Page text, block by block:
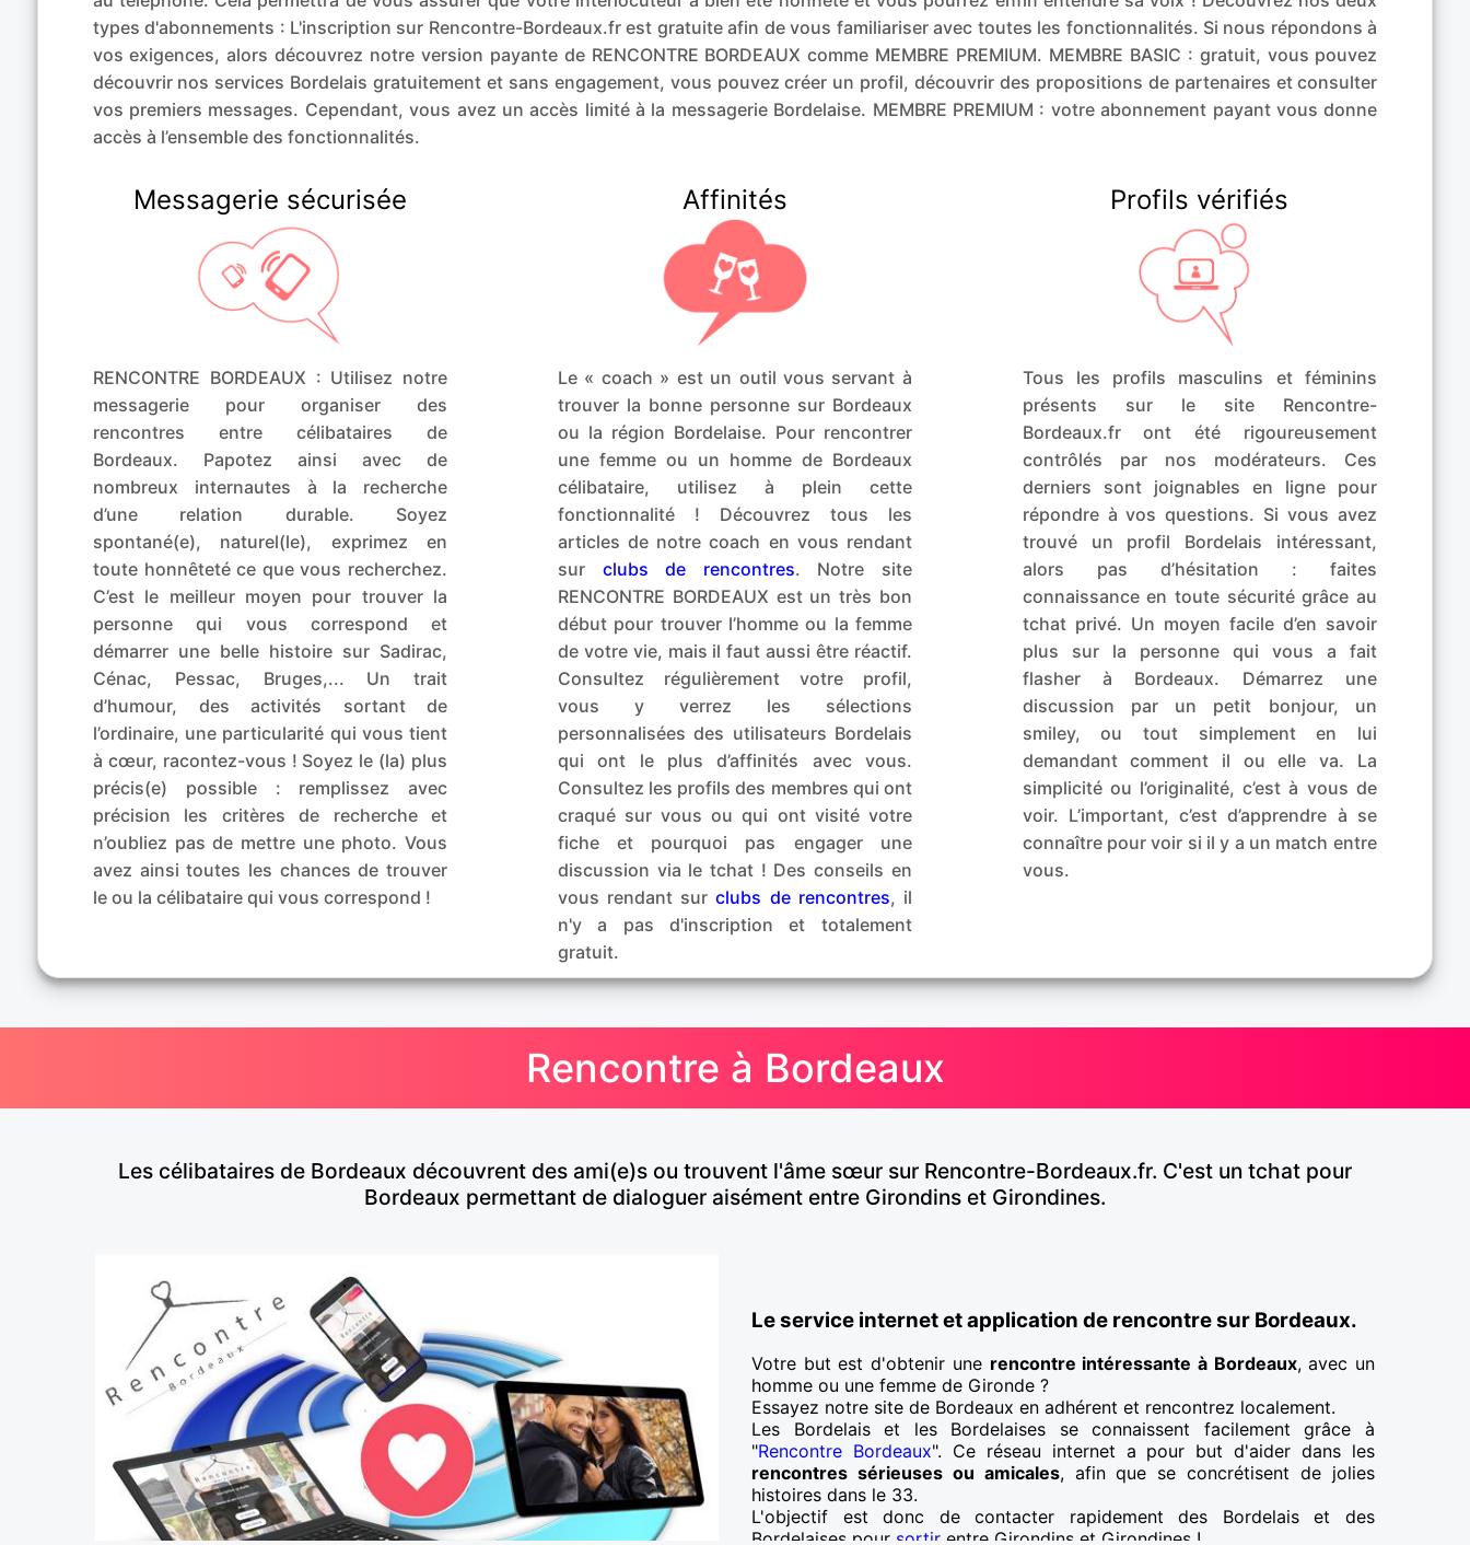
types d'abonnements : L'inscription sur Rencontre-Bordeaux.fr est gratuite afin de vous familiariser avec toutes les fonctionnalités. Si nous répondons à
vos exigences, alors découvrez notre version payante de RENCONTRE BORDEAUX comme MEMBRE PREMIUM. MEMBRE BASIC : gratuit, vous pouvez
découvrir nos services Bordelais gratuitement et sans engagement, vous pouvez créer un profil, découvrir des propositions de partenaires et consulter
vos premiers messages. Cependant, vous avez un accès limité à la messagerie Bordelaise. MEMBRE PREMIUM : votre abonnement payant vous donne
accès à l’ensemble des fonctionnalités.
Messagerie sécurisée
RENCONTRE BORDEAUX : Utilisez notre
messagerie pour organiser des
rencontres entre célibataires de
Bordeaux. Papotez ainsi avec de
nombreux internautes à la recherche
d’une relation durable. Soyez
spontané(e), naturel(le), exprimez en
toute honnêteté ce que vous recherchez.
C’est le meilleur moyen pour trouver la
personne qui vous correspond et
démarrer une belle histoire sur Sadirac,
Cénac, Pessac, Bruges,... Un trait
d’humour, des activités sortant de
l’ordinaire, une particularité qui vous tient
à cœur, racontez-vous ! Soyez le (la) plus
précis(e) possible : remplissez avec
précision les critères de recherche et
n’oubliez pas de mettre une photo. Vous
avez ainsi toutes les chances de trouver
le ou la célibataire qui vous correspond !
Affinités
Le « coach » est un outil vous servant à
trouver la bonne personne sur Bordeaux
ou la région Bordelaise. Pour rencontrer
une femme ou un homme de Bordeaux
célibataire, utilisez à plein cette
fonctionnalité ! Découvrez tous les
articles de notre coach en vous rendant
sur clubs de rencontres. Notre site
RENCONTRE BORDEAUX est un très bon
début pour trouver l’homme ou la femme
de votre vie, mais il faut aussi être réactif.
Consultez régulièrement votre profil,
vous y verrez les sélections
personnalisées des utilisateurs Bordelais
qui ont le plus d’affinités avec vous.
Consultez les profils des membres qui ont
craqué sur vous ou qui ont visité votre
fiche et pourquoi pas engager une
discussion via le tchat ! Des conseils en
vous rendant surclubs de rencontres, il
n'y a pas d'inscription et totalement
gratuit.
Profils vérifiés
Tous les profils masculins et féminins
présents sur le site Rencontre-
Bordeaux.fr ont été rigoureusement
contrôlés par nos modérateurs. Ces
derniers sont joignables en ligne pour
répondre à vos questions. Si vous avez
trouvé un profil Bordelais intéressant,
alors pas d’hésitation : faites
connaissance en toute sécurité grâce au
tchat privé. Un moyen facile d’en savoir
plus sur la personne qui vous a fait
flasher à Bordeaux. Démarrez une
discussion par un petit bonjour, un
smiley, ou tout simplement en lui
demandant comment il ou elle va. La
simplicité ou l’originalité, c’est à vous de
voir. L’important, c’est d’apprendre à se
connaître pour voir si il y a un match entre
vous.
Rencontre à Bordeaux
Les célibataires de Bordeaux découvrent des ami(e)s ou trouvent l'âme sœur sur Rencontre-Bordeaux.fr. C'est un tchat pour
Bordeaux permettant de dialoguer aisément entre Girondins et Girondines.
Le service internet et application de rencontre sur Bordeaux.
Votre but est d'obtenir une rencontre intéressante à Bordeaux, avec un
homme ou une femme de Gironde ?
Essayez notre site de Bordeaux en adhérent et rencontrez localement.
Les Bordelais et les Bordelaises se connaissent facilement grâce à
"Rencontre Bordeaux". Ce réseau internet a pour but d'aider dans les
rencontres sérieuses ou amicales, afin que se concrétisent de jolies
histoires dans le 33.
L'objectif est donc de contacter rapidement des Bordelais et des
Bordelaises pour sortir entre Girondins et Girondines !